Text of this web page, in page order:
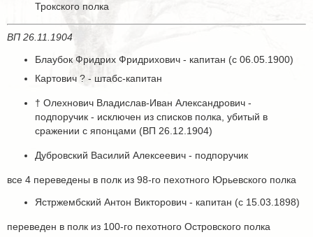
Трокского полка
ВП 26.11.1904
Блаубок Фридрих Фридрихович - капитан (с 06.05.1900)
Картович ? - штабс-капитан
† Олехнович Владислав-Иван Александрович -
подпоручик - исключен из списков полка, убитый в
сражении с японцами (ВП 26.12.1904)
Дубровский Василий Алексеевич - подпоручик
все 4 переведены в полк из 98-го пехотного Юрьевского полка
Ястржембский Антон Викторович - капитан (с 15.03.1898)
переведен в полк из 100-го пехотного Островского полка